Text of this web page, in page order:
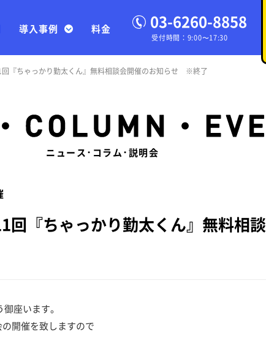
導入事例 料金 03-6260-8858
受付時間：9:00〜17:30
回『ちゃっかり勤太くん』無料相談会開催のお知らせ ※終了
ニュース･コラム･説明会
回『ちゃっかり勤太くん』無料相談
座います。
開催を致しますので